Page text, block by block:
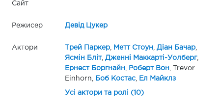
Сайт
Режисер Девід Цукер
Актори Трей Паркер, Метт Стоун Діан Бачар,
Ясмін Бліт, Дженні Маккарті-Уолберг,
Ернест Боргнайн
Роберт Вон , Trevor
Einhorn,
Боб Костас, Ел Майклз
Усі актори та ролі (10)